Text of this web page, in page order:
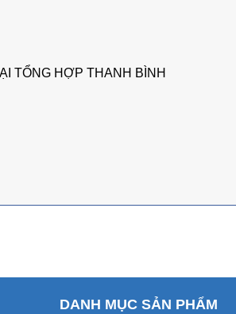
TỔNG HỢP THANH BÌNH
DANH MỤC SẢN PHẨM